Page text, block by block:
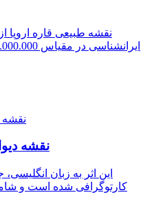
نقشه طبیعی قاره اروپا
نقشه
این اثر به زبان
کارتوگرافی شده است و